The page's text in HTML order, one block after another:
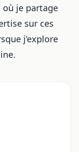
où je partage
sur ces
j’explore
.